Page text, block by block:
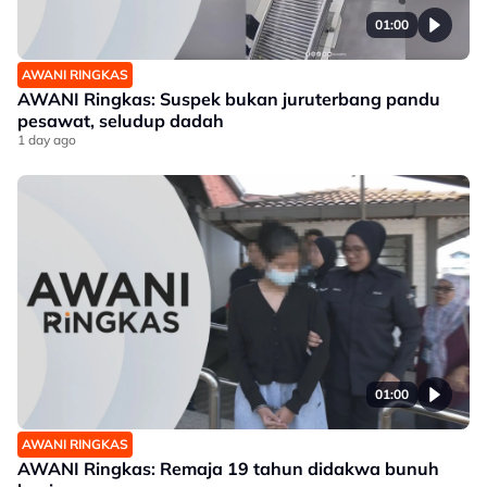
01:00
AWANI RINGKAS
AWANI Ringkas: Suspek bukan juruterbang pandu
pesawat, seludup dadah
1 day ago
01:00
AWANI RINGKAS
AWANI Ringkas: Remaja 19 tahun didakwa bunuh